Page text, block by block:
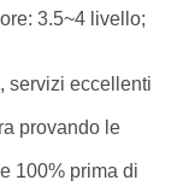
3.5~4 livello;
servizi eccellenti
provando le
100% prima di